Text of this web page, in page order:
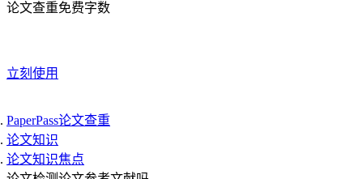
论文查重免费字数
立刻使用
PaperPass论文查重
论文知识
论文知识焦点